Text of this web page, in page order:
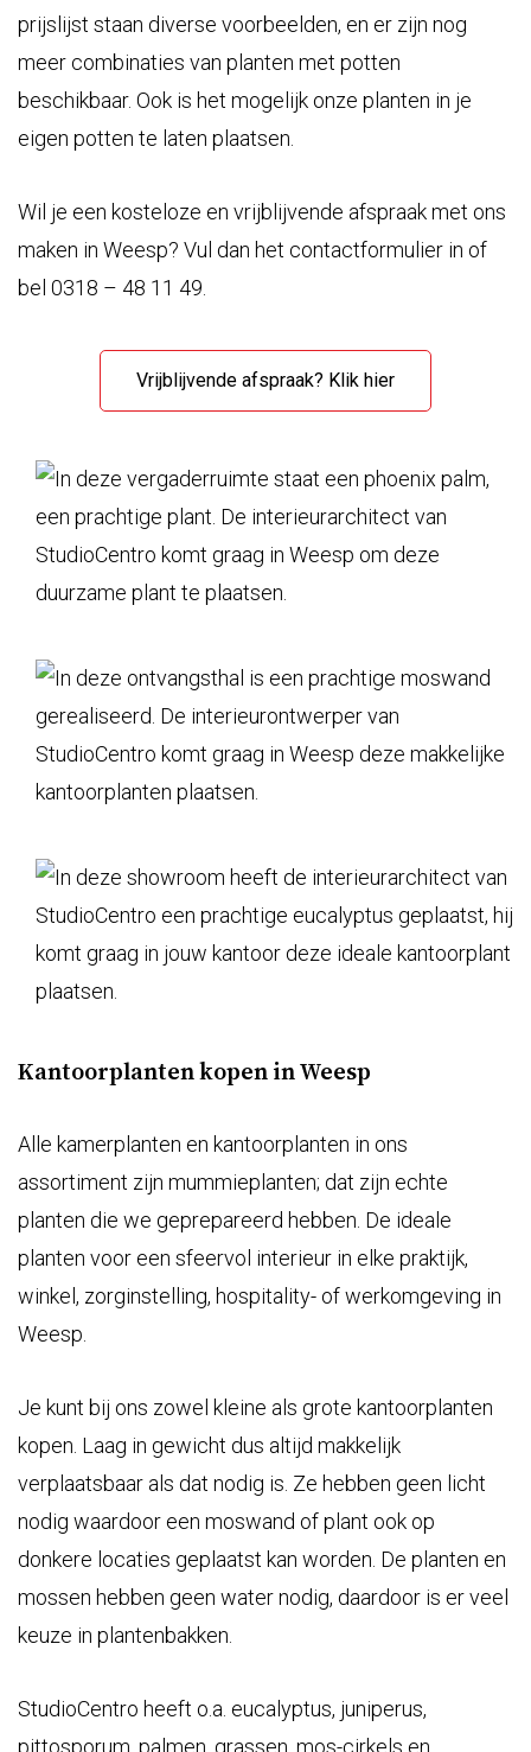
prijslijst staan diverse voorbeelden, en er zijn nog
meer combinaties van planten met potten
beschikbaar. Ook is het mogelijk onze planten in je
eigen potten te laten plaatsen.
Wil je een kosteloze en vrijblijvende afspraak met ons
maken in Weesp? Vul dan het contactformulier in of
bel 0318 – 48 11 49.
Vrijblijvende afspraak? Klik hier
Kantoorplanten kopen in Weesp
Alle kamerplanten en kantoorplanten in ons
assortiment zijn mummieplanten; dat zijn echte
planten die we geprepareerd hebben. De ideale
planten voor een sfeervol interieur in elke praktijk,
winkel, zorginstelling, hospitality- of werkomgeving in
Weesp.
Je kunt bij ons zowel kleine als grote kantoorplanten
kopen. Laag in gewicht dus altijd makkelijk
verplaatsbaar als dat nodig is. Ze hebben geen licht
nodig waardoor een moswand of plant ook op
donkere locaties geplaatst kan worden. De planten en
mossen hebben geen water nodig, daardoor is er veel
keuze in plantenbakken.
StudioCentro heeft o.a. eucalyptus, juniperus,
pittosporum, palmen, grassen, mos-cirkels en